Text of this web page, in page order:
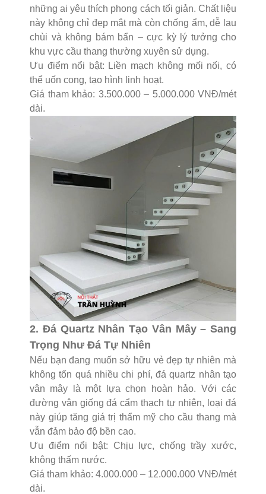
những ai yêu thích phong cách tối giản. Chất liệu
này không chỉ đẹp mắt mà còn chống ẩm, dễ lau
chùi và không bám bẩn – cực kỳ lý tưởng cho
khu vực cầu thang thường xuyên sử dụng.
Ưu điểm nổi bật: Liền mạch không mối nối, có
thể uốn cong, tạo hình linh hoạt.
Giá tham khảo: 3.500.000 – 5.000.000 VNĐ/mét
dài.
2. Đá Quartz Nhân Tạo Vân Mây – Sang
Trọng Như Đá Tự Nhiên
Nếu bạn đang muốn sở hữu vẻ đẹp tự nhiên mà
không tốn quá nhiều chi phí, đá quartz nhân tạo
vân mây là một lựa chọn hoàn hảo. Với các
đường vân giống đá cẩm thạch tự nhiên, loại đá
này giúp tăng giá trị thẩm mỹ cho cầu thang mà
vẫn đảm bảo độ bền cao.
Ưu điểm nổi bật: Chịu lực, chống trầy xước,
không thấm nước.
Giá tham khảo: 4.000.000 – 12.000.000 VNĐ/mét
dài.